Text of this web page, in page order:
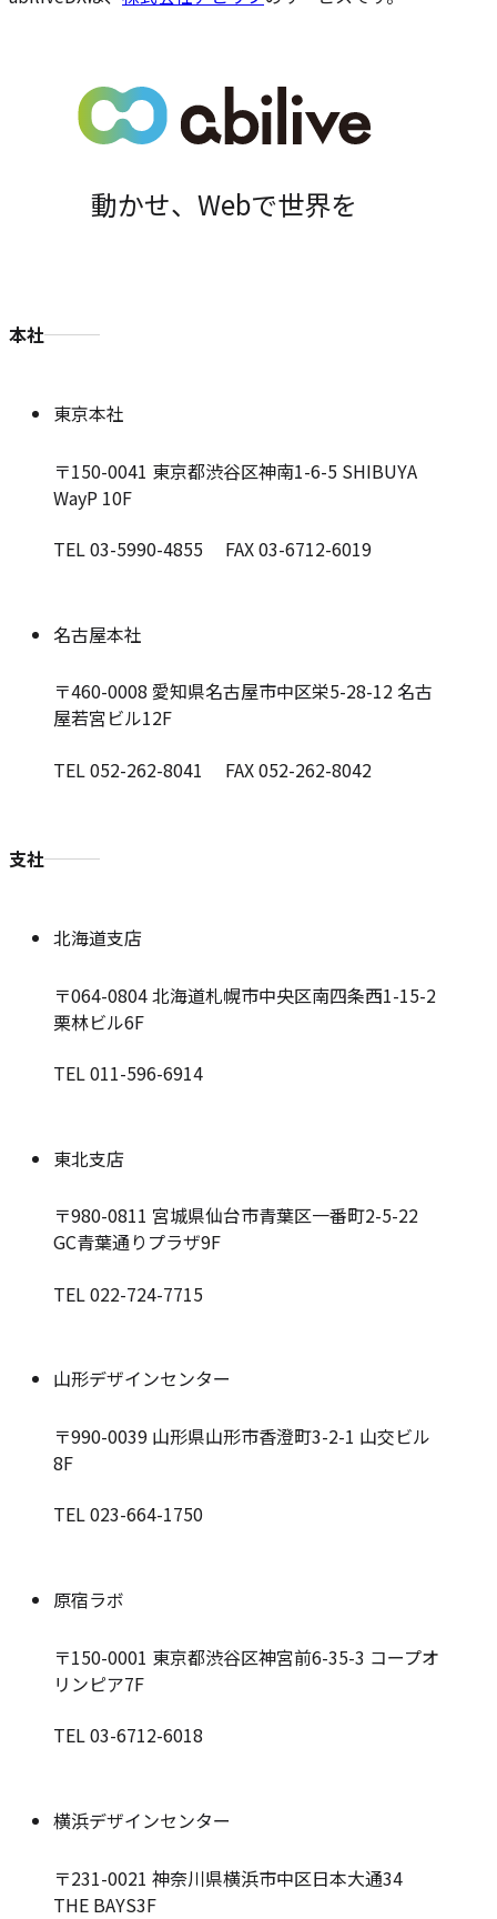
動かせ、Webで世界を
本社
東京本社
〒150-0041 東京都渋谷区神南1-6-5 SHIBUYA
WayP 10F
TEL 03-5990-4855 FAX 03-6712-6019
名古屋本社
〒460-0008 愛知県名古屋市中区栄5-28-12 名古
屋若宮ビル12F
TEL 052-262-8041 FAX 052-262-8042
支社
北海道支店
〒064-0804北海道札幌市中央区南四条西1-15-2
栗林ビル6F
TEL 011-596-6914
東北支店
〒980-0811 宮城県仙台市青葉区一番町2-5-22
GC青葉通りプラザ9F
TEL 022-724-7715
山形デザインセンター
〒990-0039 山形県山形市香澄町3-2-1 山交ビル
8F
TEL 023-664-1750
原宿ラボ
〒150-0001 東京都渋谷区神宮前6-35-3 コープオ
リンピア7F
TEL 03-6712-6018
横浜デザインセンター
〒231-0021 神奈川県横浜市中区日本大通34
THE BAYS3F